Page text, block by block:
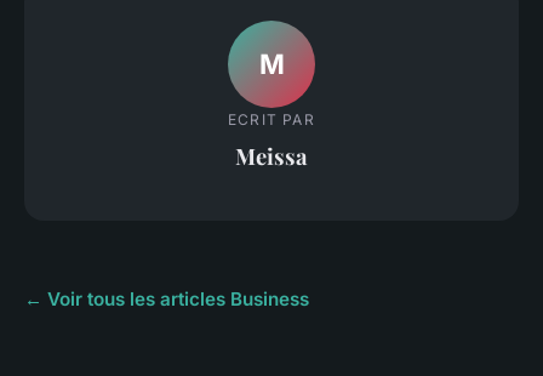
M
ECRIT PAR
Meissa
← Voir tous les articles Business